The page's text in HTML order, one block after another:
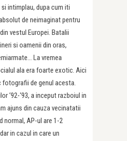
intimplau, dupa cum iti
de neimaginat pentru
vestul Europei. Batalii
si oamenii din oras,
La vremea
ala era foarte exotic. Aici
fotografii de genul acesta.
‘92-‘93, a inceput razboiul in
ajuns din cauza vecinatatii
normal, AP-ul are 1-2
in cazul in care un